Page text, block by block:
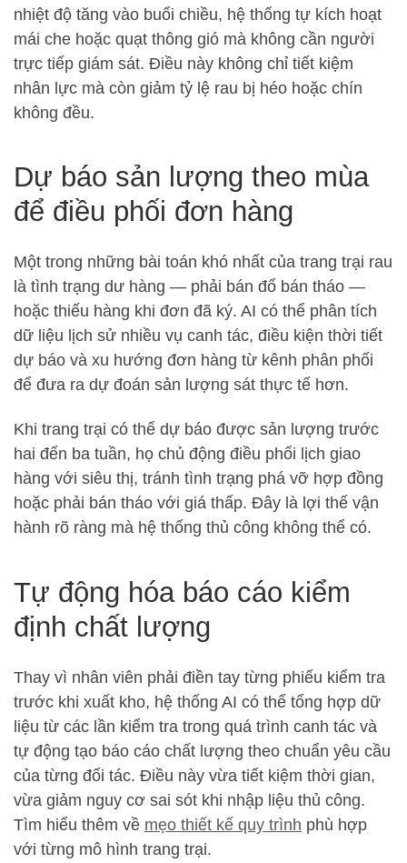
nhiệt độ tăng vào buổi chiều, hệ thống tự kích hoạt
mái che hoặc quạt thông gió mà không cần người
trực tiếp giám sát. Điều này không chỉ tiết kiệm
nhân lực mà còn giảm tỷ lệ rau bị héo hoặc chín
không đều.
Dự báo sản lượng theo mùa
để điều phối đơn hàng
Một trong những bài toán khó nhất của trang trại rau
là tình trạng dư hàng — phải bán đổ bán tháo —
hoặc thiếu hàng khi đơn đã ký. AI có thể phân tích
dữ liệu lịch sử nhiều vụ canh tác, điều kiện thời tiết
dự báo và xu hướng đơn hàng từ kênh phân phối
để đưa ra dự đoán sản lượng sát thực tế hơn.
Khi trang trại có thể dự báo được sản lượng trước
hai đến ba tuần, họ chủ động điều phối lịch giao
hàng với siêu thị, tránh tình trạng phá vỡ hợp đồng
hoặc phải bán tháo với giá thấp. Đây là lợi thế vận
hành rõ ràng mà hệ thống thủ công không thể có.
Tự động hóa báo cáo kiểm
định chất lượng
Thay vì nhân viên phải điền tay từng phiếu kiểm tra
trước khi xuất kho, hệ thống AI có thể tổng hợp dữ
liệu từ các lần kiểm tra trong quá trình canh tác và
tự động tạo báo cáo chất lượng theo chuẩn yêu cầu
của từng đối tác. Điều này vừa tiết kiệm thời gian,
vừa giảm nguy cơ sai sót khi nhập liệu thủ công.
Tìm hiểu thêm về mẹo thiết kế quy trình phù hợp
với từng mô hình trang trại.